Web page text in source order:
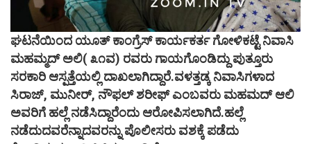
ಘಟನೆಯಿಂದ ಯೂತ್ ಕಾಂಗ್ರೆಸ್ ಕಾರ್ಯಕರ್ತ ಗೋಳಿಕಟ್ಟೆ ನಿವಾಸಿ
ಮಹಮ್ಮದ್ ಅಲಿ( ೩೧ವ) ರವರು ಗಾಯಗೊಂಡಿದ್ದು ಪುತ್ತೂರು
ಸರಕಾರಿ ಆಸ್ಪತ್ತೆಯಲ್ಲಿ ದಾಖಲಾಗಿದ್ದಾರೆ.ವಳತ್ತಡ್ಕ ನಿವಾಸಿಗಳಾದ
ಸಿರಾಜ್, ಮುನೀರ್, ನೌಫಲ್ ಶರೀಫ್ ಎಂಬವರು ಮಹಮದ್ ಆಲಿ
ಅವರಿಗೆ ಹಲ್ಲೆ ನಡೆಸಿದ್ದಾರೆಂದು ಆರೋಪಿಸಲಾಗಿದೆ.ಹಲ್ಲೆ
ನಡೆದುದವರೆನ್ನಾದವರನ್ನು ಪೊಲೀಸರು ವಶಕ್ಕೆ ಪಡೆದು